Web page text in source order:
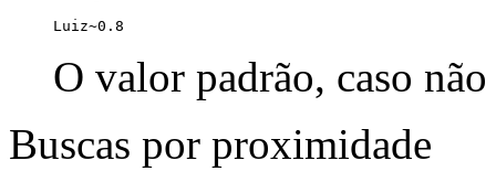
Luiz~0.8
O valor padrão, caso
Buscas por proximidade